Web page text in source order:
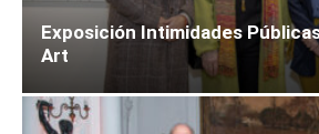
Exposición Intimidades
Art